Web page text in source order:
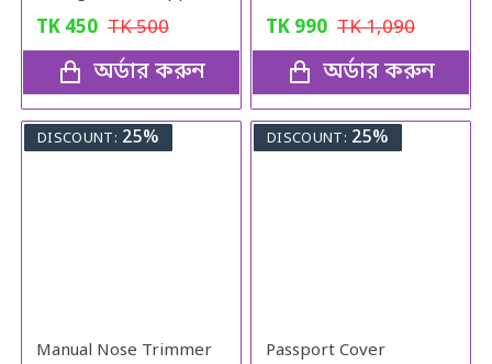
TK 450 TK500
অর্ডার করুন
TK 990 TK1,090
অর্ডার করুন
DISCOUNT: 25%
Manual Nose Trimmer
DISCOUNT: 25%
Passport Cover